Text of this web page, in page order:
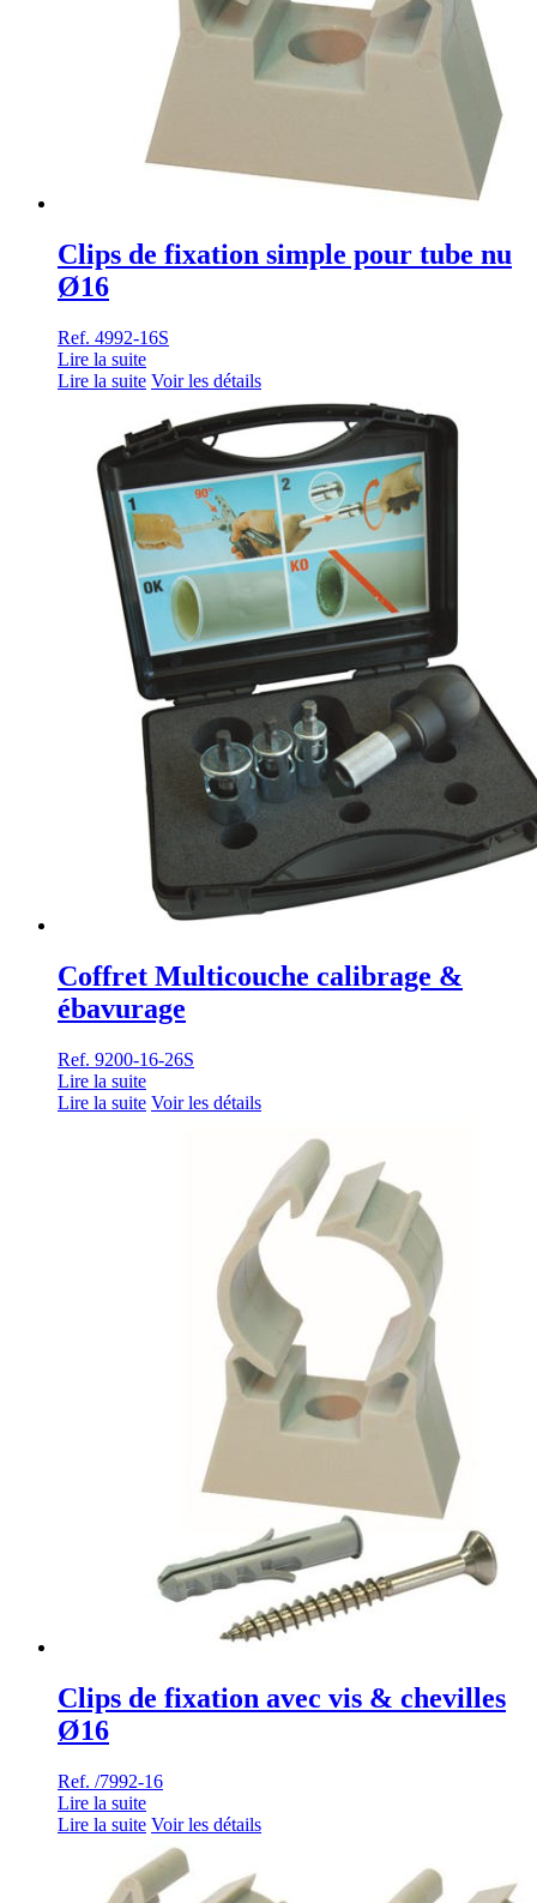
Clips de fixation simple pour tube nu
Ø16
Ref. 4992-16S
Lire la suite
Lire la suite Voir les détails
Coffret Multicouche calibrage &
ébavurage
Ref. 9200-16-26S
Lire la suite
Lire la suite Voir les détails
Clips de fixation avec vis & chevilles
Ø16
Ref. /7992-16
Lire la suite
Lire la suite Voir les détails